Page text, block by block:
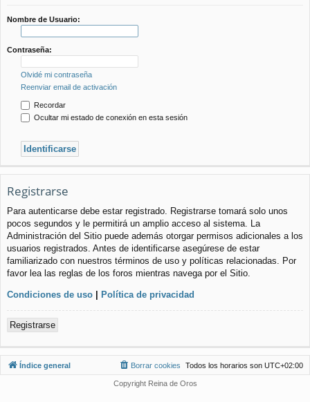
Nombre de Usuario:
Contraseña:
Olvidé mi contraseña
Reenviar email de activación
Recordar
Ocultar mi estado de conexión en esta sesión
Registrarse
Para autenticarse debe estar registrado. Registrarse tomará solo unos
pocos segundos y le permitirá un amplio acceso al sistema. La
Administración del Sitio puede además otorgar permisos adicionales a los
usuarios registrados. Antes de identificarse asegúrese de estar
familiarizado con nuestros términos de uso y políticas relacionadas. Por
favor lea las reglas de los foros mientras navega por el Sitio.
Condiciones de uso | Política de privacidad
Registrarse
Índice general Todos los horarios son UTC+02:00
Borrar cookies
Copyright Reina de Oros